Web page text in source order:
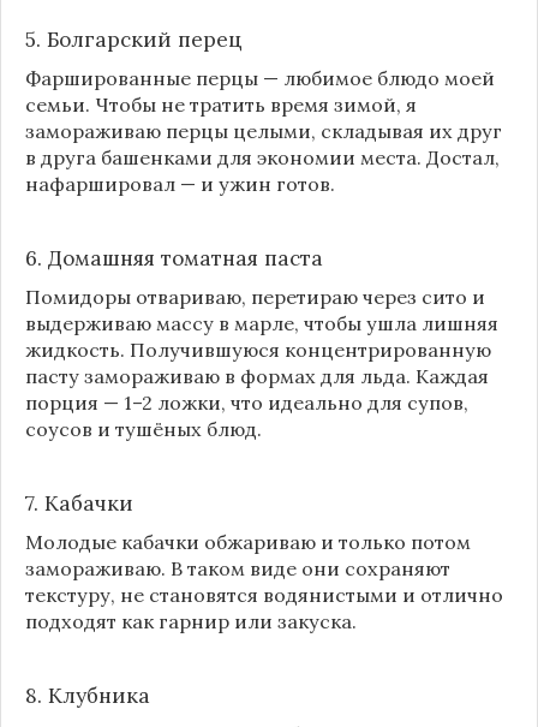
5. Болгарский перец
Фаршированные перцы — любимое блюдо моей
семьи. Чтобы не тратить время зимой, я
замораживаю перцы целыми, складывая их друг
в друга башенками для экономии места. Достал,
нафаршировал — и ужин готов.
6. Домашняя томатная паста
Помидоры отвариваю, перетираю через сито и
выдерживаю массу в марле, чтобы ушла лишняя
жидкость. Получившуюся концентрированную
пасту замораживаю в формах для льда. Каждая
порция — 1–2 ложки, что идеально для супов,
соусов и тушёных блюд.
7. Кабачки
Молодые кабачки обжариваю и только потом
замораживаю. В таком виде они сохраняют
текстуру, не становятся водянистыми и отлично
подходят как гарнир или закуска.
8. Клубника